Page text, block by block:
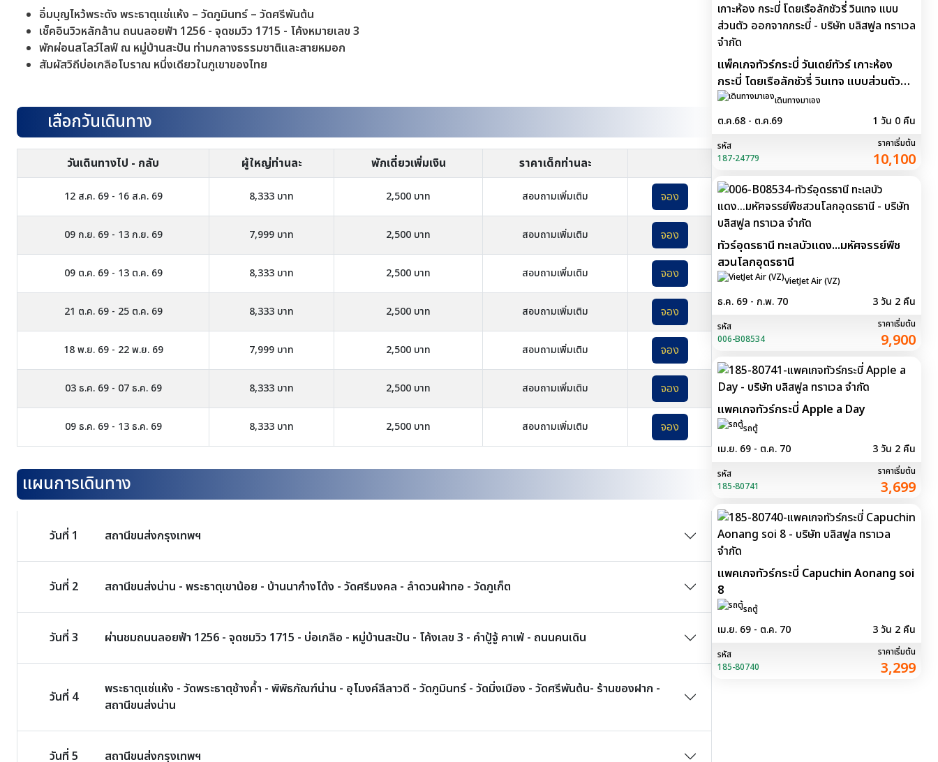
อิ่มบุญไหว้พระดัง พระธาตุแช่แห้ง – วัดภูมินทร์ – วัดศรีพันต้น
เช็คอินวิวหลักล้าน ถนนลอยฟ้า 1256 - จุดชมวิว 1715 - โค้งหมายเลข 3
พักผ่อนสโลว์ไลฟ์ ณ หมู่บ้านสะปัน ท่ามกลางธรรมชาติและสายหมอก
สัมผัสวิถีบ่อเกลือโบราณ หนึ่งเดียวในภูเขาของไทย
เลือกวันเดินทาง
วันเดินทางไป - กลับ ผู้ใหญ่ท่านละ พักเดี่ยวเพิ่มเงิน ราคาเด็กท่านละ
12 ส.ค. 69 - 16 ส.ค. 69 8,333 บาท 2,500 บาท สอบถามเพิ่มเติม จอง
09 ก.ย. 69 - 13 ก.ย. 69 7,999 บาท 2,500 บาท สอบถามเพิ่มเติม จอง
09 ต.ค. 69 - 13 ต.ค. 69 8,333 บาท 2,500 บาท สอบถามเพิ่มเติม จอง
21 ต.ค. 69 - 25 ต.ค. 69 8,333 บาท 2,500 บาท สอบถามเพิ่มเติม จอง
18 พ.ย. 69 - 22 พ.ย. 69 7,999 บาท 2,500 บาท สอบถามเพิ่มเติม จอง
03 ธ.ค. 69 - 07 ธ.ค. 69 8,333 บาท 2,500 บาท สอบถามเพิ่มเติม จอง
09 ธ.ค. 69 - 13 ธ.ค. 69 8,333 บาท 2,500 บาท สอบถามเพิ่มเติม จอง
แผนการเดินทาง
วันที่ 1 สถานีขนส่งกรุงเทพฯ
วันที่ 2 สถานีขนส่งน่าน - พระธาตุเขาน้อย - บ้านนาก๋างโต้ง - วัดศรีมงคล - ลำดวนผ้าทอ - วัดภูเก็ต
วันที่ 3 ผ่านชมถนนลอยฟ้า 1256 - จุดชมวิว 1715 - บ่อเกลือ - หมู่บ้านสะปัน - โค้งเลข 3 - คำปู้จู้ คาเฟ่ - ถนนคนเดิน
วันที่ 4
พระธาตุแช่แห้ง - วัดพระธาตุช้างค้ำ - พิพิธภัณฑ์น่าน - อุโมงค์ลีลาวดี - วัดภูมินทร์ - วัดมิ่งเมือง - วัดศรีพันต้น- ร้านของฝาก -
สถานีขนส่งน่าน
วันที่ 5 สถานีขนส่งกรุงเทพฯ
แพ็คเกจทัวร์กระบี่ วันเดย์ทัวร์ เกาะห้อง
กระบี่ โดยเรือลักชัวรี่ วินเทจ แบบส่วนตัว
ออกจากกระบี่เดินทางมาเอง
ต.ค.68 - ต.ค.69 1 วัน 0 คืน
รหัส
187-24779
ราคาเริ่มต้น
10,100
ทัวร์อุดรธานี ทะเลบัวแดง...มหัศจรรย์พืช
สวนโลกอุดรธานี
VietJet Air (VZ)
ธ.ค. 69 - ก.พ. 70 3 วัน 2 คืน
รหัส
006-B08534
ราคาเริ่มต้น
9,900
แพคเกจทัวร์กระบี่ Apple a Day
รถตู้
เม.ย. 69 - ต.ค. 70 3 วัน 2 คืน
รหัส
185-80741
ราคาเริ่มต้น
3,699
แพคเกจทัวร์กระบี่ Capuchin Aonang soi
8
รถตู้
เม.ย. 69 - ต.ค. 70 3 วัน 2 คืน
รหัส
185-80740
ราคาเริ่มต้น
3,299